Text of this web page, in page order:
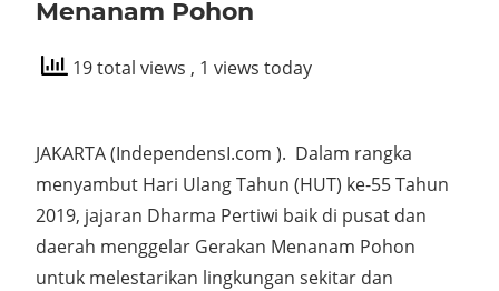
Menanam Pohon
19 total views , 1 views today
JAKARTA (IndependensI.com ). Dalam rangka
menyambut Hari Ulang Tahun (HUT) ke-55 Tahun
2019, jajaran Dharma Pertiwi baik di pusat dan
daerah menggelar Gerakan Menanam Pohon
untuk melestarikan lingkungan sekitar dan